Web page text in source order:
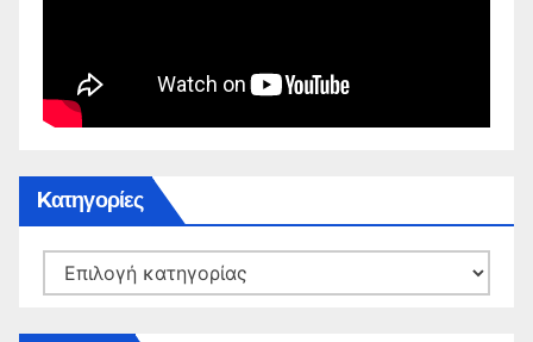
Kατηγορίες
Kατηγορίες